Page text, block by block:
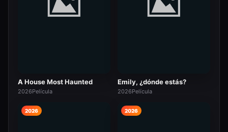
A House Most Haunted
2026Película
Emily, ¿dónde estás?
2026Película
2026 2026